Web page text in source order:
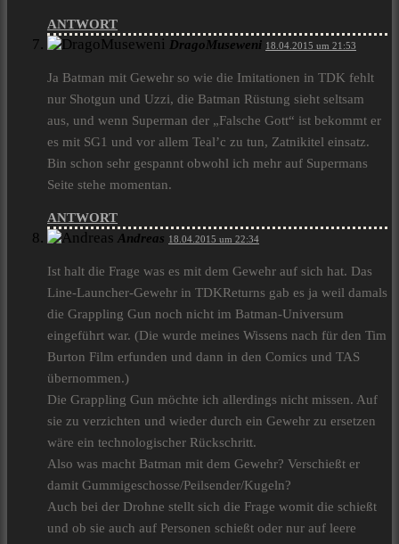
ANTWORT
DragoMuseweni 18.04.2015 um 21:53
Ja Batman mit Gewehr so wie die Imitationen in TDK fehlt
nur Shotgun und Uzzi, die Batman Rüstung sieht seltsam
aus, und wenn Superman der „Falsche Gott“ ist bekommt er
es mit SG1 und vor allem Teal’c zu tun, Zatnikitel einsatz.
Bin schon sehr gespannt obwohl ich mehr auf Supermans
Seite stehe momentan.
ANTWORT
Andreas 18.04.2015 um 22:34
Ist halt die Frage was es mit dem Gewehr auf sich hat. Das
Line-Launcher-Gewehr in TDKReturns gab es ja weil damals
die Grappling Gun noch nicht im Batman-Universum
eingeführt war. (Die wurde meines Wissens nach für den Tim
Burton Film erfunden und dann in den Comics und TAS
übernommen.)
Die Grappling Gun möchte ich allerdings nicht missen. Auf
sie zu verzichten und wieder durch ein Gewehr zu ersetzen
wäre ein technologischer Rückschritt.
Also was macht Batman mit dem Gewehr? Verschießt er
damit Gummigeschosse/Peilsender/Kugeln?
Auch bei der Drohne stellt sich die Frage womit die schießt
und ob sie auch auf Personen schießt oder nur auf leere